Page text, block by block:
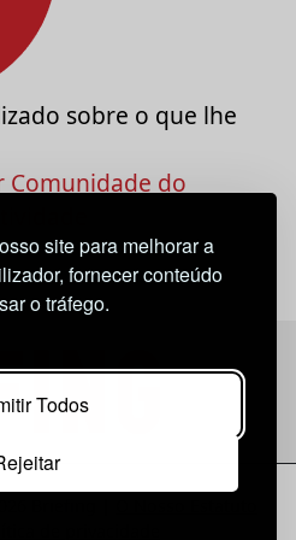
site para melhorar a
fornecer conteúdo
o tráfego.
Todos
sobre o que lhe
Comunidade do